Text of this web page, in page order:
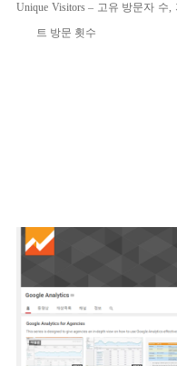
Unique Visitors – 고유 방문자 수,
트 방문 횟수